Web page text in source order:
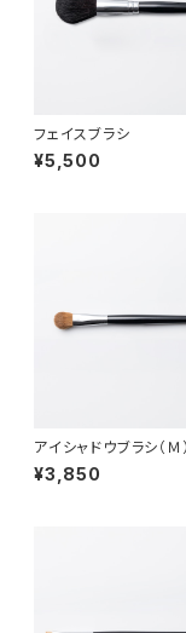
フェイスブラシ
¥5,500
アイシャドウブラシ（Ｍ）
¥3,850